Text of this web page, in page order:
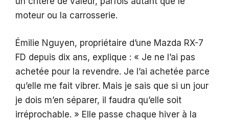
moteur ou la carrosserie.
Émilie Nguyen, propriétaire d’une Mazda RX-7
FD depuis dix ans, explique : « Je ne l’ai pas
achetée pour la revendre. Je l’ai achetée parce
qu’elle me fait vibrer. Mais je sais que si un jour
je dois m’en séparer, il faudra qu’elle soit
irréprochable. » Elle passe chaque hiver à la